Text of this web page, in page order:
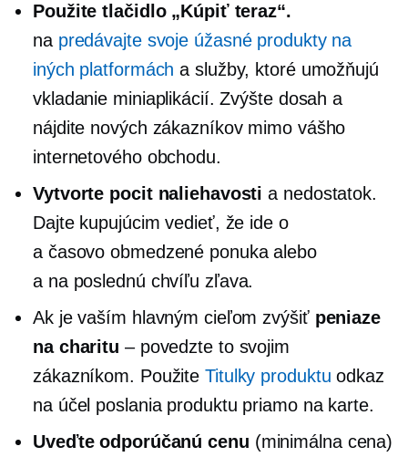
Použite tlačidlo „Kúpiť teraz“.
na predávajte svoje úžasné produkty na
iných platformách a služby, ktoré umožňujú
vkladanie miniaplikácií. Zvýšte dosah a
nájdite nových zákazníkov mimo vášho
internetového obchodu.
Vytvorte pocit naliehavosti a nedostatok.
Dajte kupujúcim vedieť, že ide o
a časovo obmedzené ponuka alebo
a na poslednú chvíľu zľava.
Ak je vaším hlavným cieľom zvýšiť peniaze
na charitu – povedzte to svojim
zákazníkom. Použite Titulky produktu odkaz
na účel poslania produktu priamo na karte.
Uveďte odporúčanú cenu (minimálna cena)